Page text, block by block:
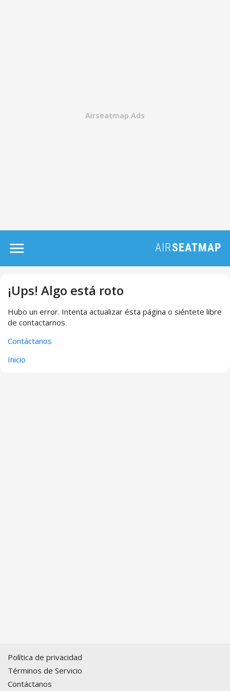
¡Ups! Algo está roto
Hubo un error. Intenta actualizar ésta página o siéntete libre
de contactarnos.
Contáctanos
Inicio
Política de privacidad
Términos de Servicio
Contáctanos